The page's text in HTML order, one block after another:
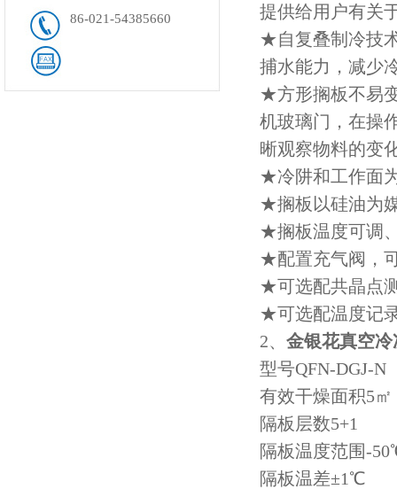
86-021-54385660
提供给用户有关
★自复叠制冷技
捕水能力，减少
★方形搁板不易
机玻璃门，在操
晰观察物料的变
★冷阱和工作面
★搁板以硅油为
★搁板温度可调
★配置充气阀，
★可选配共晶点
★可选配温度记
2、 金银花真空
型号QFN-DGJ-N
有效干燥面积5㎡
隔板层数5+1
隔板温度范围-
隔板温差±1℃